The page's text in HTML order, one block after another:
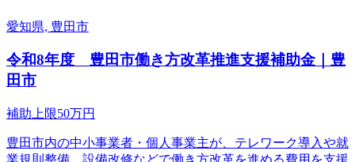
愛知県, 豊田市
令和8年度 豊田市働き方改革推進支援補助金｜豊
田市
補助上限50万円
豊田市内の中小事業者・個人事業主が、テレワーク導入や就
業規則整備、設備改修などで働き方改革を進める費用を支援